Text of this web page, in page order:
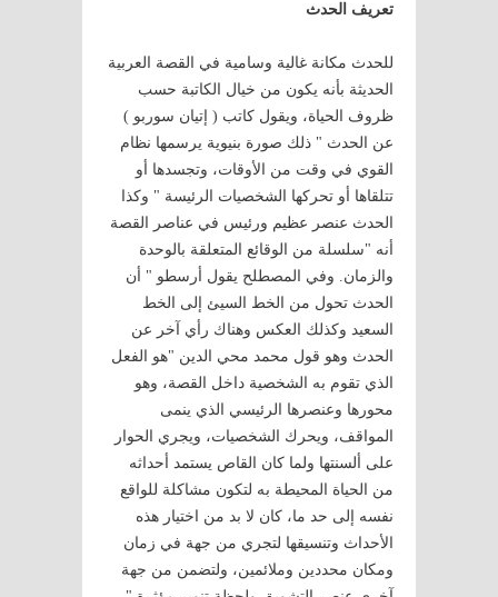
تعريف الحدث
للحدث مكانة غالية وسامية في القصة العربية
الحديثة بأنه يكون من خيال الكاتبة حسب
ظروف الحياة، ويقول كاتب ( إتيان سوربو )
عن الحدث " ذلك صورة بنيوية يرسمها نظام
القوي في وقت من الأوقات، وتجسدها أو
تتلقاها أو تحركها الشخصيات الرئيسة " وكذا
الحدث عنصر عظيم ورئيس في عناصر القصة
أنه "سلسلة من الوقائع المتعلقة بالوحدة
والزمان. وفي المصطلح يقول أرسطو " أن
الحدث تحول من الخط السيئ إلى الخط
السعيد وكذلك العكس وهناك رأي آخر عن
الحدث وهو قول محمد محي الدين "هو الفعل
الذي تقوم به الشخصية داخل القصة، وهو
محورها وعنصرها الرئيسي الذي ينمى
المواقف، ويحرك الشخصيات، ويجري الحوار
على ألسنتها ولما كان القاص يستمد أحداثه
من الحياة المحيطة به لتكون مشاكلة للواقع
نفسه إلى حد ما، كان لا بد من اختيار هذه
الأحداث وتنسيقها لتجري من جهة في زمان
ومكان محددين وملائمين، ولتضمن من جهة